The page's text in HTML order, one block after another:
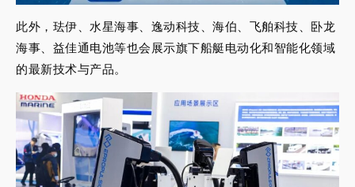
此外，珐伊、水星海事、逸动科技、海伯、飞舶科技、卧龙
海事、益佳通电池等也会展示旗下船艇电动化和智能化领域
的最新技术与产品。